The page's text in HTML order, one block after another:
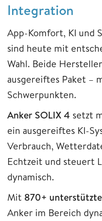
Integration
App-Komfort, KI und
sind heute mit
Wahl. Beide
ausgereiftes Paket –
Schwerpunkten.
Anker SOLIX 4 setzt
ein ausgereiftes KI-
Verbrauch,
Echtzeit und steuert
dynamisch.
Mit 870+
Anker im Bereich